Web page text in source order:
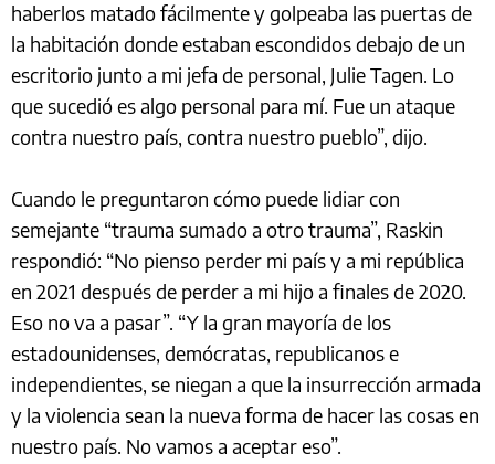
haberlos matado fácilmente y golpeaba las puertas de
la habitación donde estaban escondidos debajo de un
escritorio junto a mi jefa de personal, Julie Tagen. Lo
que sucedió es algo personal para mí. Fue un ataque
contra nuestro país, contra nuestro pueblo”, dijo.
Cuando le preguntaron cómo puede lidiar con
semejante “trauma sumado a otro trauma”, Raskin
respondió: “No pienso perder mi país y a mi república
en 2021 después de perder a mi hijo a finales de 2020.
Eso no va a pasar”. “Y la gran mayoría de los
estadounidenses, demócratas, republicanos e
independientes, se niegan a que la insurrección armada
y la violencia sean la nueva forma de hacer las cosas en
nuestro país. No vamos a aceptar eso”.